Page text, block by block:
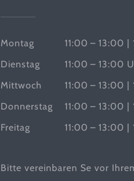
Montag
11:00 – 13:00
Dienstag
11:00 – 13:00
Mittwoch
11:00 – 13:00
Donnerstag
11:00 – 13:00
Freitag
11:00 – 13:00
Bitte vereinbaren Se vor